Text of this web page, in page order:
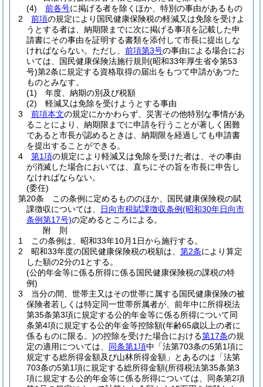
(4)
前各号に掲げる者を除くほか、特別の事由があるもの
2
前項の規定により国民健康保険税の軽減又は免除を受けよ
うとする者は、納期限までに次に掲げる事項を記載した申
請書にその事由を証明する書類を添付して市長に提出しな
ければならない。 ただし、 前項第3号の事由による場合にお
いては、国民健康保険法施行規則 (昭和33年厚生省令第53
号)第2条に規定する資格取得の届出をもつて申請があつた
ものとみなす。
(1)
年度、納期の別及び税額
(2)
軽減又は免除を受けようとする事由
3
前項本文の規定にかかわらず、災害その他特別な事情があ
ることにより、納期限までに申請を行うことが著しく困難
であると市長が認めるときは、納期限を経過しても申請書
を提出することができる。
4
第1項の規定により軽減又は免除を受けた者は、その事由
が消滅した場合においては、直ちにその旨を市長に申告し
なければならない。
(委任)
第20条
この条例に定めるもののほか、国民健康保険税の賦
課徴収については、
日向市税賦課徴収条例(昭和30年日向市
条例第17号)の定めるところによる。
附 則
1
この条例は、昭和33年10月1日から施行する。
2
昭和33年度の国民健康保険税の税額は、 第2条により算定
した額の2分の1とする。
(公的年金等に係る所得に係る国民健康保険税の課税の特
例)
3
当分の間、世帯主又はその世帯に属する国民健康保険の被
保険者若しくは特定同一世帯所属者が、前年中に所得税法
第35条第3項に規定する公的年金等に係る所得について同
条第4項に規定する公的年金等控除額(年齢65歳以上の者に
係るものに限る。)の控除を受けた場合における第17条の規
定の適用については、 同条第1項中「法第703条の5第1項に
規定する総所得金額及び山林所得金額」とあるのは「法第
703条の5第1項に規定する総所得金額(所得税法第35条第3
項に規定する公的年金等に係る所得については、同条第2項